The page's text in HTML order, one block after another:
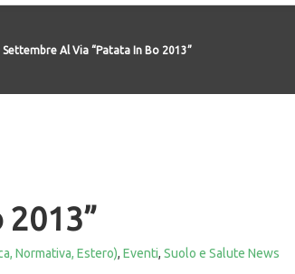
Settembre Al Via “Patata In Bo 2013”
2013”
Normativa, Estero), Eventi, Suolo e Salute News